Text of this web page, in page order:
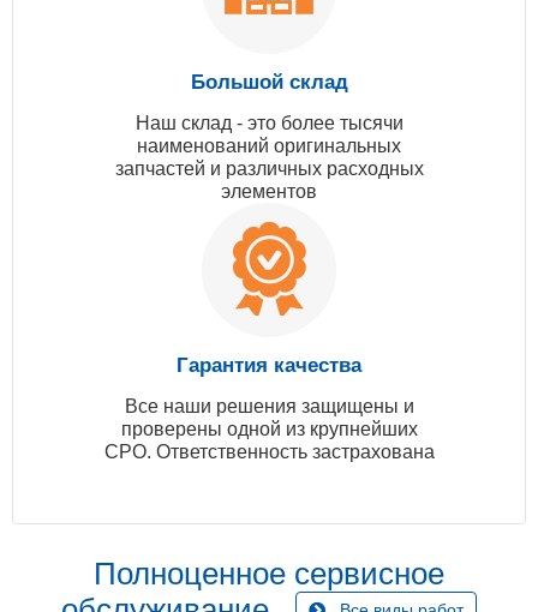
Большой склад
Наш склад - это более тысячи
наименований оригинальных
запчастей и различных расходных
элементов
Гарантия качества
Все наши решения защищены и
проверены одной из крупнейших
СРО. Ответственность застрахована
Полноценное сервисное